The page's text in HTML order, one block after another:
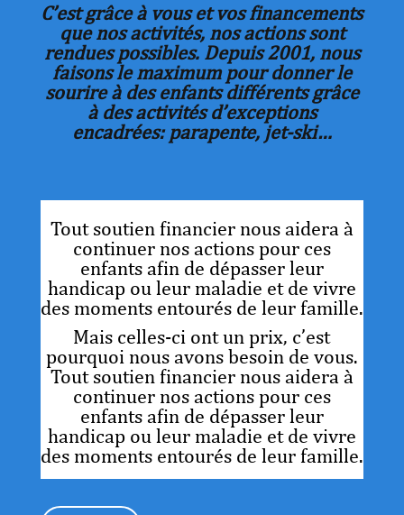
C’est grâce à vous et vos financements
que nos activités, nos actions sont
rendues possibles. Depuis 2001, nous
faisons le maximum pour donner le
sourire à des enfants différents grâce
à des activités d’exceptions
encadrées: parapente, jet-ski…
Tout soutien financier nous aidera à
continuer nos actions pour ces
enfants afin de dépasser leur
handicap ou leur maladie et de vivre
des moments entourés de leur famille.
Mais celles-ci ont un prix, c’est
pourquoi nous avons besoin de vous.
Tout soutien financier nous aidera à
continuer nos actions pour ces
enfants afin de dépasser leur
handicap ou leur maladie et de vivre
des moments entourés de leur famille.